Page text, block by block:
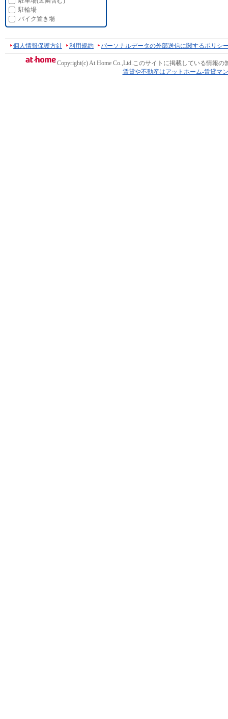
駐輪場
バイク置き場
個人情報保護方針 利用規約 パーソナルデータの外部送信に関するポリシ
Copyright(c) At Home Co.,Ltd.このサイトに掲載している情報の
賃貸や不動産はアットホーム-賃貸マ